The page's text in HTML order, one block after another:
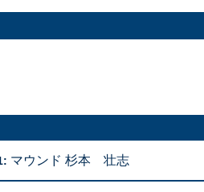
マウンド 杉本 壮志